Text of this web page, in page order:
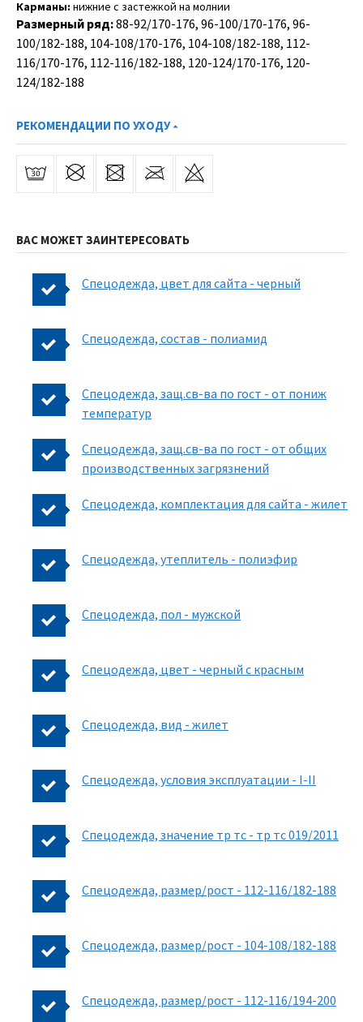
Карманы: нижние с застежкой на молнии
Размерный ряд:88-92/170-176, 96-100/170-176, 96-
100/182-188, 104-108/170-176, 104-108/182-188, 112-
116/170-176, 112-116/182-188, 120-124/170-176, 120-
124/182-188
РЕКОМЕНДАЦИИ ПО УХОДУ
ВАС МОЖЕТ ЗАИНТЕРЕСОВАТЬ
Спецодежда, цвет для сайта - черный
Спецодежда, состав - полиамид
Спецодежда, защ.св-ва по гост - от пониж
температур
Спецодежда, защ.св-ва по гост - от общих
производственных загрязнений
Спецодежда, комплектация для сайта - жилет
Спецодежда, утеплитель - полиэфир
Спецодежда, пол - мужской
Спецодежда, цвет - черный с красным
Спецодежда, вид - жилет
Спецодежда, условия эксплуатации - I-II
Спецодежда, значение тр тс - тр тс 019/2011
Спецодежда, размер/рост - 112-116/182-188
Спецодежда, размер/рост - 104-108/182-188
Спецодежда, размер/рост - 112-116/194-200